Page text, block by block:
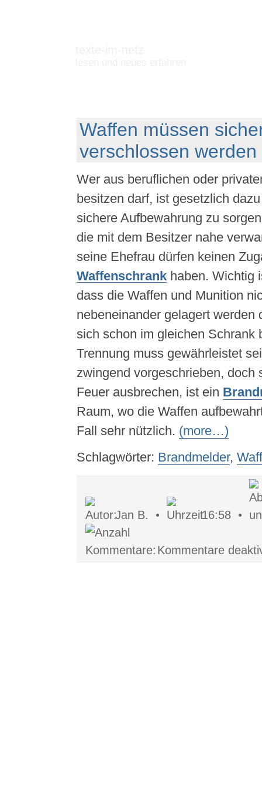
Waffen müssen
verschlossen werden
Wer aus beruflichen oder
besitzen darf, ist gesetzlich
sichere Aufbewahrung zu
die mit dem Besitzer nahe
seine Ehefrau dürfen keinen
Waffenschrankhaben. Wichtig
dass die Waffen und Munition
nebeneinander gelagert werden
sich schon im gleichen Schrank
Trennung muss gewährleistet
zwingend vorgeschrieben, doch
Feuer ausbrechen, ist ein
Raum, wo die Waffen
Fall sehr nützlich. (more…)
Schlagwörter: Brandmelder,
Jan B. • 16:58 •
Kommentare